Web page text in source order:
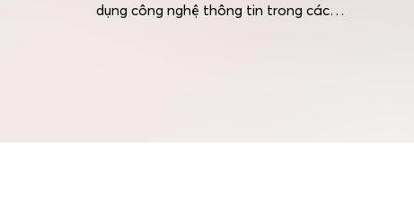
dụng công nghệ thông tin trong các